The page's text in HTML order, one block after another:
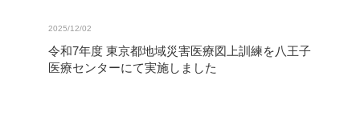
2025/12/02
令和7年度 東京都地域災害医療図上訓練を八王子
医療センターにて実施しました